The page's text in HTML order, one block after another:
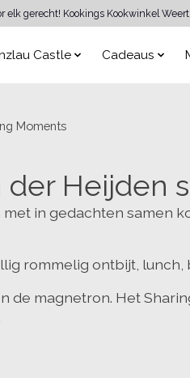
gerecht! Kookings Kookwinkel
Castle Cadeaus
Moments
Heijden
in gedachten samen
rommelig ontbijt, lunch,
de magnetron. Het